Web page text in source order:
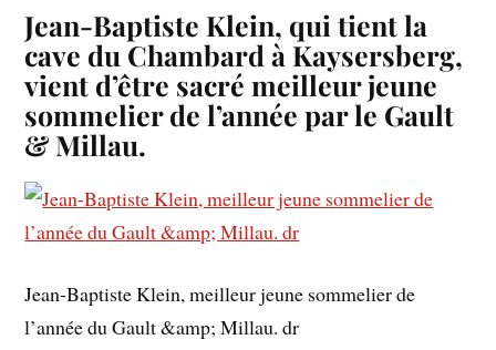
Jean-Baptiste Klein, qui tient la
cave du Chambard à Kaysersberg,
vient d’être sacré meilleur jeune
sommelier de l’année par le Gault
& Millau.
Jean-Baptiste Klein, meilleur jeune sommelier de
l’année du Gault &amp; Millau. dr